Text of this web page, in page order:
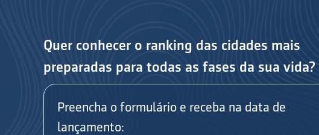
Quer conhecer o ranking das cidades mais
preparadas para todas as fases da sua vida?
Preencha o formulário e receba na data de
lançamento: